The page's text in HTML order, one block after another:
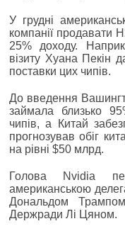
У грудні
компанії продавати
25% доходу.
візиту Хуана Пекін
поставки цих чипів.
До введення
займала близько
чипів, а Китай
прогнозував обіг
на рівні $50 млрд.
Голова Nvidia
американською
Дональдом
Держради Лі Цяном.